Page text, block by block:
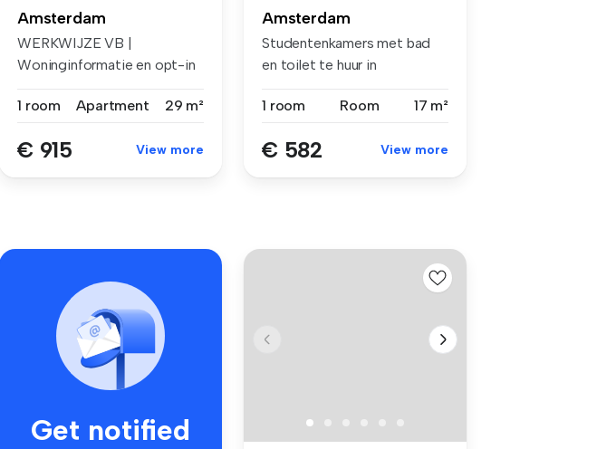
Amsterdam
WERKWIJZE VB |
Woninginformatie en opt-in
1 room
Apartment 29 m²
€ 915 View more
Amsterdam
Studentenkamers met bad
en toilet te huur in
1 room
Room 17 m²
€ 582 View more
Get notified